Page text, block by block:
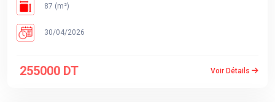
87 (m²)
30/04/2026
255000 DT Voir Détails